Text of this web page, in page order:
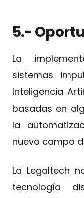
5.-
La
sistemas
Inteligencia
basadas en
la
nuevo campo
La Legaltech
tecnología